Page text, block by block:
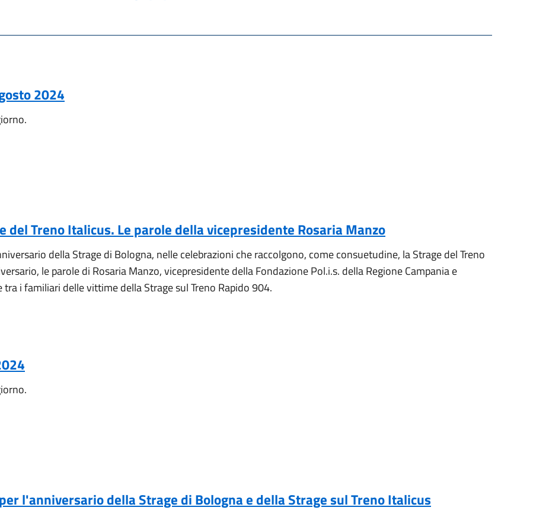
2024
del Treno Italicus. Le parole della vicepresidente Rosaria Manzo
della Strage di Bologna, nelle celebrazioni che raccolgono, come consuetudine, la Strage del Treno
le parole di Rosaria Manzo, vicepresidente della Fondazione Pol.i.s. della Regione Campania e
i familiari delle vittime della Strage sul Treno Rapido 904.
l'anniversario della Strage di Bologna e della Strage sul Treno Italicus